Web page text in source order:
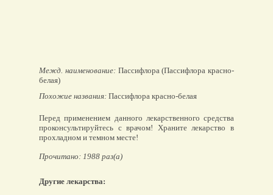
Межд. наименование:Пассифлора (Пассифлора красно-
белая)
Похожие названия: Пассифлора красно-белая
Перед применением данного лекарственного средства
проконсультируйтесь с врачом! Храните лекарство в
прохладном и темном месте!
Прочитано: 1988 раз(а)
Другие лекарства: